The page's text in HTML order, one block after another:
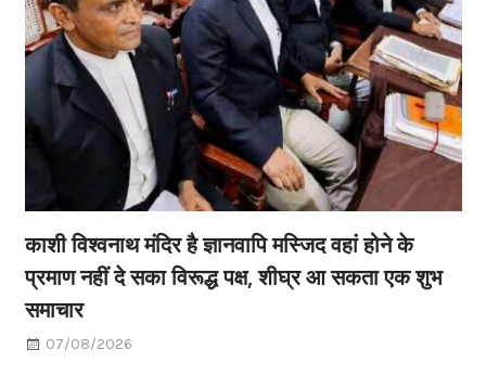
काशी विश्वनाथ मंदिर है ज्ञानवापि मस्जिद वहां होने के
प्रमाण नहीं दे सका विरूद्ध पक्ष, शीघ्र आ सकता एक शुभ
समाचार
07/08/2026